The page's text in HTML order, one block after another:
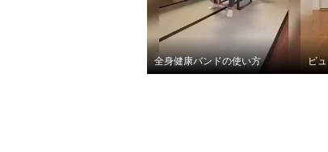
全身健康バンドの使い方